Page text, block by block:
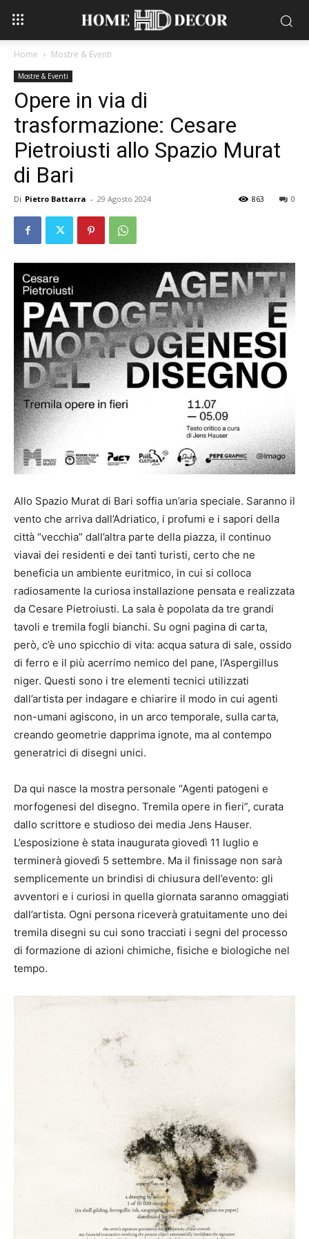
Home Mostre & Eventi
Mostre & Eventi
Opere in via di
trasformazione: Cesare
Pietroiusti allo Spazio Murat
di Bari
Di Pietro Battarra - 29 Agosto 2024 0
863
Allo Spazio Murat di Bari soffia un’aria speciale. Saranno il
vento che arriva dall’Adriatico, i profumi e i sapori della
città “vecchia” dall’altra parte della piazza, il continuo
viavai dei residenti e dei tanti turisti, certo che ne
beneficia un ambiente euritmico, in cui si colloca
radiosamente la curiosa installazione pensata e realizzata
da Cesare Pietroiusti. La sala è popolata da tre grandi
tavoli e tremila fogli bianchi. Su ogni pagina di carta,
però, c’è uno spicchio di vita: acqua satura di sale, ossido
di ferro e il più acerrimo nemico del pane, l’Aspergillus
niger. Questi sono i tre elementi tecnici utilizzati
dall’artista per indagare e chiarire il modo in cui agenti
non-umani agiscono, in un arco temporale, sulla carta,
creando geometrie dapprima ignote, ma al contempo
generatrici di disegni unici.
Da qui nasce la mostra personale “Agenti patogeni e
morfogenesi del disegno. Tremila opere in fieri”, curata
dallo scrittore e studioso dei media Jens Hauser.
L’esposizione è stata inaugurata giovedì 11 luglio e
terminerà giovedì 5 settembre. Ma il finissage non sarà
semplicemente un brindisi di chiusura dell’evento: gli
avventori e i curiosi in quella giornata saranno omaggiati
dall’artista. Ogni persona riceverà gratuitamente uno dei
tremila disegni su cui sono tracciati i segni del processo
di formazione di azioni chimiche, fisiche e biologiche nel
tempo.